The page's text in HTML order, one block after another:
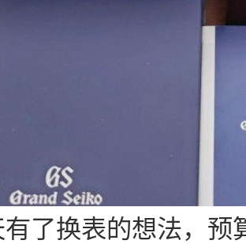
了换表的想法，预